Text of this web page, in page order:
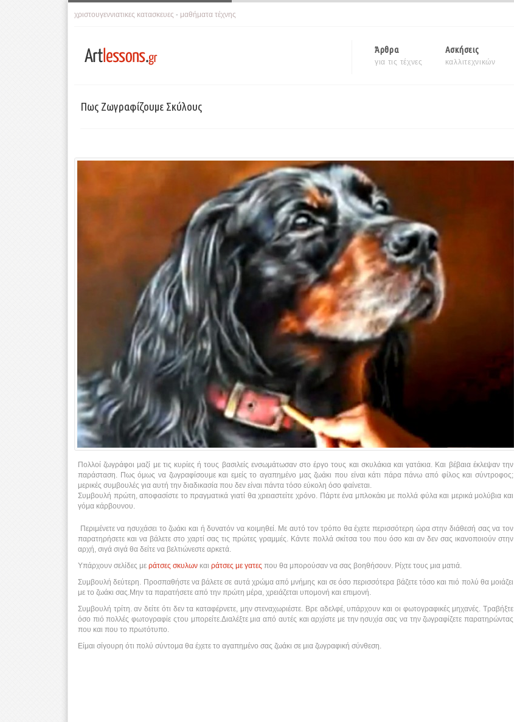
χριστουγεννιατικες κατασκευες - μαθήματα τέχνης
Άρθρα
για τις τέχνες
Ασκήσεις
καλλιτεχνικών
Πως Ζωγραφίζουμε Σκύλους
Πολλοί ζωγράφοι μαζί με τις κυρίες ή τους βασιλείς ενσωμάτωσαν στο έργο τους και σκυλάκια και γατάκια. Και βέβαια έκλεψαν την
παράσταση. Πως όμως να ζωγραφίσουμε και εμείς το αγαπημένο μας ζωάκι που είναι κάτι πάρα πάνω από φίλος και σύντροφος;
μερικές συμβουλές για αυτή την διαδικασία που δεν είναι πάντα τόσο εύκολη όσο φαίνεται.
Συμβουλή πρώτη, αποφασίστε το πραγματικά γιατί θα χρειαστείτε χρόνο. Πάρτε ένα μπλοκάκι με πολλά φύλα και μερικά μολύβια και
γόμα κάρβουνου.
Περιμένετε να ησυχάσει το ζωάκι και ή δυνατόν να κοιμηθεί. Με αυτό τον τρόπο θα έχετε περισσότερη ώρα στην διάθεσή σας να τον
παρατηρήσετε και να βάλετε στο χαρτί σας τις πρώτες γραμμές. Κάντε πολλά σκίτσα του που όσο και αν δεν σας ικανοποιούν στην
αρχή, σιγά σιγά θα δείτε να βελτιώνεστε αρκετά.
Υπάρχουν σελίδες με ράτσες σκυλων και ράτσες με γατες που θα μπορούσαν να σας βοηθήσουν. Ρίχτε τους μια ματιά.
Συμβουλή δεύτερη. Προσπαθήστε να βάλετε σε αυτά χρώμα από μνήμης και σε όσο περισσότερα βάζετε τόσο και πιό πολύ θα μοιάζει
με το ζωάκι σας.Μην τα παρατήσετε από την πρώτη μέρα, χρειάζεται υπομονή και επιμονή.
Συμβουλή τρίτη. αν δείτε ότι δεν τα καταφέρνετε, μην στεναχωριέστε. Βρε αδελφέ, υπάρχουν και οι φωτογραφικές μηχανές. Τραβήξτε
όσο πιό πολλές φωτογραφίε ςτου μπορείτε.Διαλέξτε μια από αυτές και αρχίστε με την ησυχία σας να την ζωγραφίζετε παρατηρώντας
που και που το πρωτότυπο.
Είμαι σίγουρη ότι πολύ σύντομα θα έχετε το αγαπημένο σας ζωάκι σε μια ζωγραφική σύνθεση.